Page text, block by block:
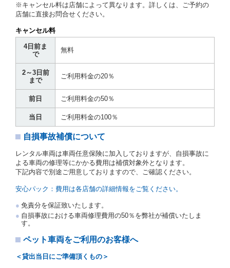
貸渡契約を締結するものとします。ただし、貸し渡す
ことができるレンタカーがない場合又は借受人若しく
は運転者が第８条第１項若しくは第２項各号のいずれ
かに該当する場合を除きます。
貸渡契約を締結した場合、借受人は当社に第１0条第
１項に定める貸渡料金を支払うものとします。
運転者の義務と定められた事項を遵守するものとしま
す。
当社は、監督官庁の基本通達（注１）に基づき、貸渡
運転者の氏名、住所、運転免許の種類及び運転免許証
写しを添付するため、貸渡契約の締結にあたり、借受
人に対し、借受人の指定する運転者（以下「運転者」
といいます。）の運転免許証の提示を求めるほか、そ
の写しの提出を求めることがあります。この場合、借
受人は、自己が運転者であるときは自己の運転免許証
の運転免許証を提示するものとします。
交通局長通達「レンタカーに関する基本通達」（自
旅第138号 平成7年6月13日）の２．(10)及び(11)の
注２）運転免許証とは、道路交通法第９２条に規定
される運転免許証のうち、道路交通法施行規則第１
９条別記様式第１４の書式の運転免許証をいいま
す。
※キャンセル料は店舗によって異なります。詳しくは、ご予約の
店舗に直接お問合せください。
キャンセル料
4日前ま
で
無料
2～3日前
まで
ご利用料金の20％
前日 ご利用料金の50％
当日 ご利用料金の100％
自損事故補償について
レンタル車両は車両任意保険に加入しておりますが、自損事故に
よる車両の修理等にかかる費用は補償対象外となります。
下記内容で別途ご用意しておりますので、ご確認ください。
安心パック：費用は各店舗の詳細情報をご覧ください。
免責分を保証致いたします。
自損事故における車両修理費用の50％を弊社が補償いたしま
す。
ペット車両をご利用のお客様へ
＜貸出当日にご準備頂くもの＞